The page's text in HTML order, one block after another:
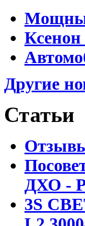
Ксенон
Другие
Статьи
ДХО -
3S